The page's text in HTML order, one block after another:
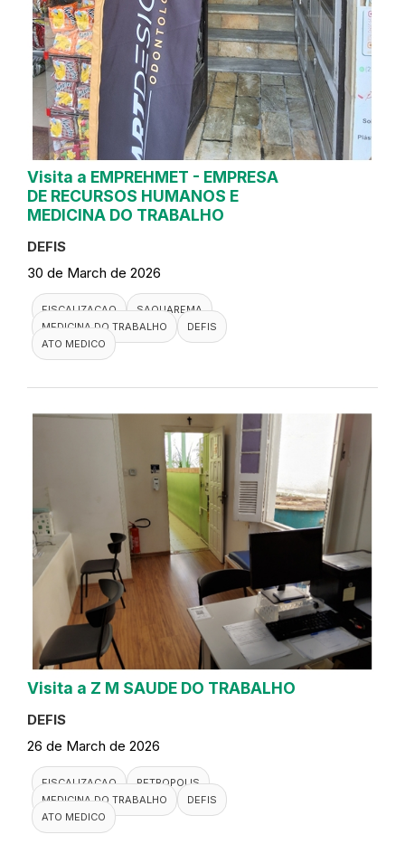
Visita a EMPREHMET - EMPRESA
DE RECURSOS HUMANOS E
MEDICINA DO TRABALHO
DEFIS
30 de March de 2026
FISCALIZACAO
SAQUAREMA
MEDICINA DO TRABALHO
DEFIS
ATO MEDICO
Visita a Z M SAUDE DO TRABALHO
DEFIS
26 de March de 2026
FISCALIZACAO
PETROPOLIS
MEDICINA DO TRABALHO
DEFIS
ATO MEDICO